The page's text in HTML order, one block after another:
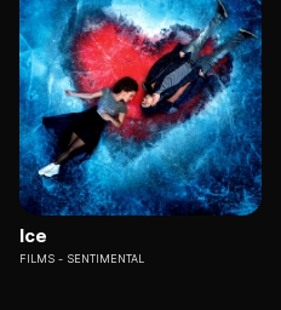
Ice
FILMS SENTIMENTAL